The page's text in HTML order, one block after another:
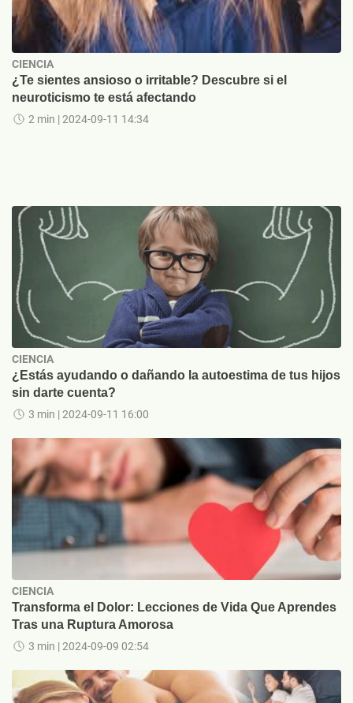
CIENCIA
¿Te sientes ansioso o irritable? Descubre si el
neuroticismo te está afectando
2 min | 2024-09-11 14:34
CIENCIA
¿Estás ayudando o dañando la autoestima de tus hijos
sin darte cuenta?
3 min | 2024-09-11 16:00
CIENCIA
Transforma el Dolor: Lecciones de Vida Que Aprendes
Tras una Ruptura Amorosa
3 min | 2024-09-09 02:54